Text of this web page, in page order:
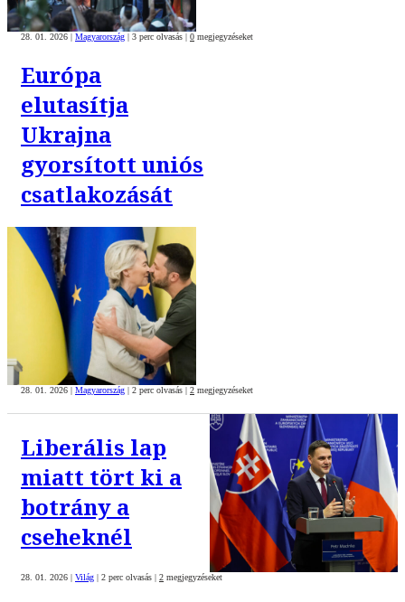
28. 01. 2026 Magyarország 3 perc olvasás 0 megjegyzéseket
Európa
elutasítja
Ukrajna
gyorsított uniós
csatlakozását
28. 01. 2026 | Magyarország | 2 perc olvasás | 2 megjegyzéseket
Liberális lap
miatt tört ki a
botrány a
cseheknél
28. 01. 2026 | Világ | 2 perc olvasás | 2 megjegyzéseket